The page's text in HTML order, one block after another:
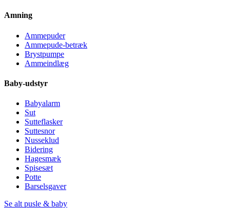
Amning
Ammepuder
Ammepude-betræk
Brystpumpe
Ammeindlæg
Baby-udstyr
Babyalarm
Sut
Sutteflasker
Suttesnor
Nusseklud
Bidering
Hagesmæk
Spisesæt
Potte
Barselsgaver
Se alt pusle & baby